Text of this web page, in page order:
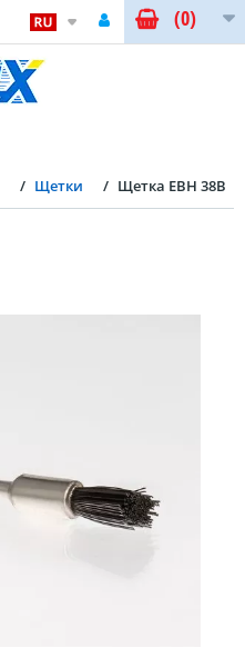
(0)
Щетки Щетка EBH 38B